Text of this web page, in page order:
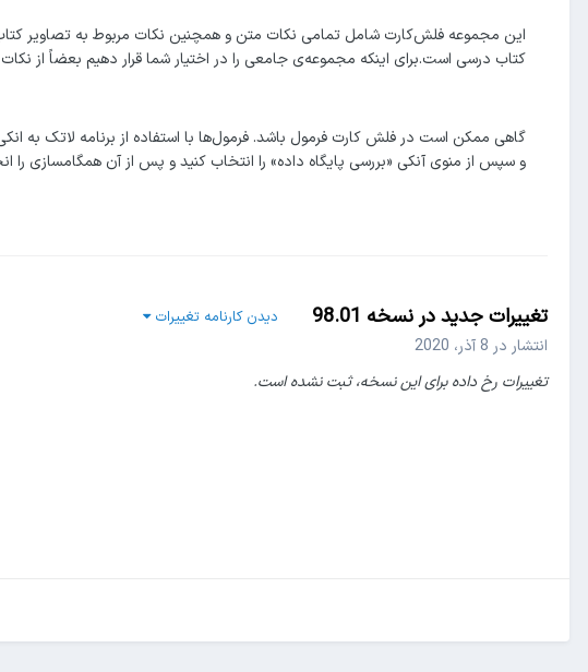
این مجموعه فلش‌کارت شامل تمامی نکات متن و همچنین نکات مربوط به تصاویر
کتاب درسی است.برای اینکه مجموعه‌ی جامعی را در اختیار شما قرار دهیم بعضاً از
گاهی ممکن است در فلش کارت فرمول باشد. فرمول‌ها با استفاده از برنامه لاتک به
و سپس از منوی آنکی «بررسی پایگاه داده» را انتخاب کنید و پس از آن همگامسازی را
تغییرات جدید در نسخه 98.01 دیدن کارنامه تغییرات
انتشار در 8 آذر، 2020
تغییرات رخ داده برای این نسخه، ثبت نشده است.